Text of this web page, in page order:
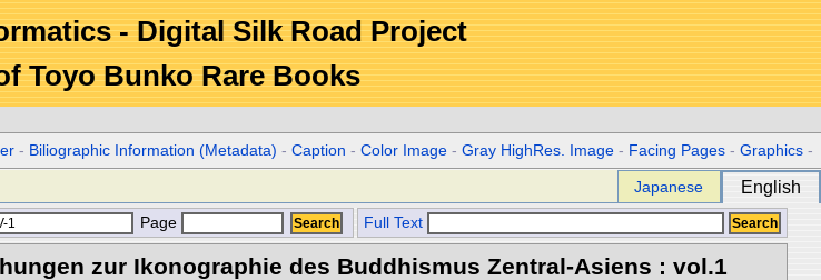
- Digital Silk Road Project
Toyo Bunko Rare Books
- Biliographic Information (Metadata) -Caption -Color Image -Gray HighRes. Image - Facing Pages -Graphics -
Japanese English
Page Full Text
zur Ikonographie des Buddhismus Zentral-Asiens : vol.1